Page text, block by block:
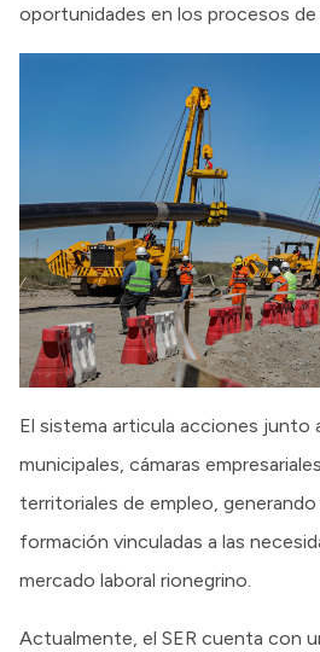
oportunidades en los procesos
El sistema articula acciones junto
municipales, cámaras
territoriales de empleo,
formación vinculadas a las
mercado laboral rionegrino.
Actualmente, el SER cuenta con